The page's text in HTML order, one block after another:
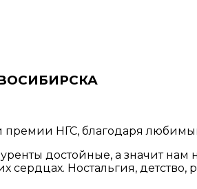
премии НГС, благодаря
достойные, а значит
Ностальгия, детство,